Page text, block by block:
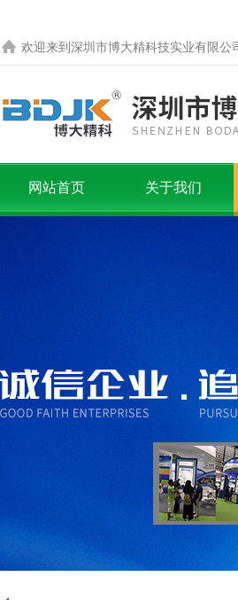
欢迎来到 深圳市博大精科技实业有限公
网站首页 关于我们